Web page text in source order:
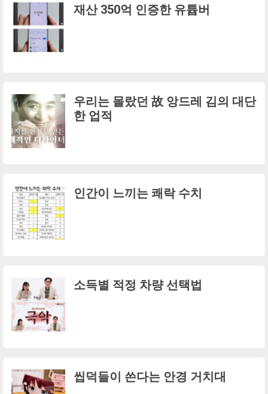
재산 350억 인증한 유튭버
우리는 몰랐던 故 앙드레 김의 대단
한 업적
인간이 느끼는 쾌락 수치
소득별 적정 차량 선택법
씹덕들이 쓴다는 안경 거치대